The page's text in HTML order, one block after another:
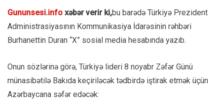
Gununsesi.info xəbər verir ki,bu barədə Türkiyə Prezident
Administrasiyasının Kommunikasiya İdarəsinin rəhbəri
Burhanettin Duran “X” sosial media hesabında yazıb.
Onun sözlərinə görə, Türkiyə lideri 8 noyabr Zəfər Günü
münasibətilə Bakıda keçiriləcək tədbirdə iştirak etmək üçün
Azərbaycana səfər edəcək: